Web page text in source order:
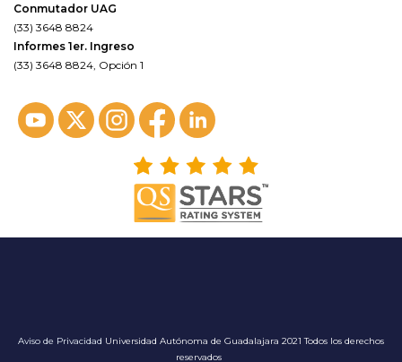
Conmutador UAG
(33) 3648 8824
Informes 1er. Ingreso
(33) 3648 8824, Opción 1
Aviso de Privacidad Universidad Autónoma de Guadalajara 2021 Todos los derechos
reservados